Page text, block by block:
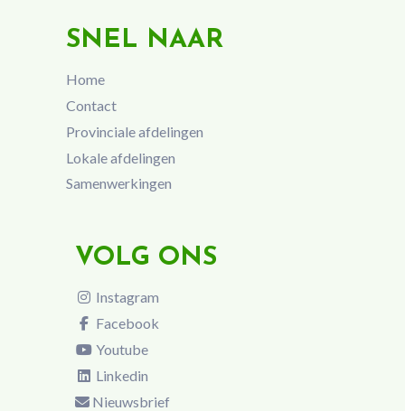
SNEL NAAR
Home
Contact
Provinciale afdelingen
Lokale afdelingen
Samenwerkingen
VOLG ONS
Instagram
Facebook
Youtube
Linkedin
Nieuwsbrief